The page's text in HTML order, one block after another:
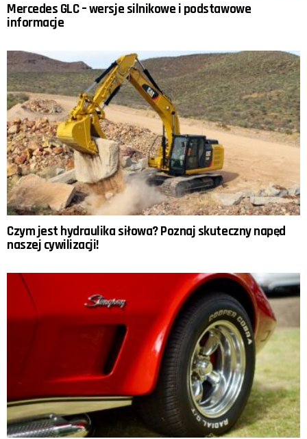
Mercedes GLC – wersje silnikowe i podstawowe
informacje
Czym jest hydraulika siłowa? Poznaj skuteczny napęd
naszej cywilizacji!